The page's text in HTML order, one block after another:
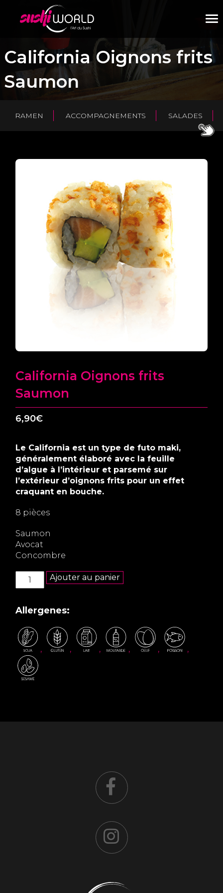
California Oignons frits
Saumon
RAMEN ACCOMPAGNEMENTS SALADES
California Oignons frits
Saumon
6,90€
Le California est un type de futo maki,
généralement élaboré avec la feuille
d’algue à l’intérieur et parsemé sur
l’extérieur d’oignons frits pour un effet
craquant en bouche.
8 pièces
Saumon
Avocat
Concombre
quantité
de
Oignons
Saumon
Ajouter au panier
Allergenes:
, , , , , ,